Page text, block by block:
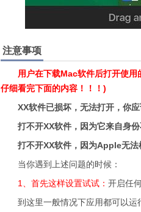
注意事项
用户在下载Mac软件后打开使
仔细看完下面的内容！！！)
XX软件已损坏，无法打开，你
打不开XX软件，因为它来自身
打不开XX软件，因为Apple无
当你遇到上述问题的时候：
1、首先这样设置试试： 开启任
到这里一般情况下应用都可以运